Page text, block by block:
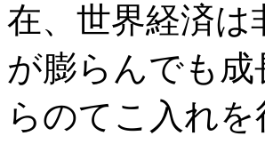
在、世界経済は
が膨らんでも
らのてこ入れ